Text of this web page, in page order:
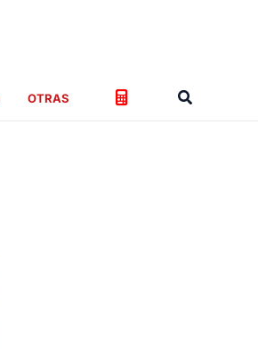
OTRAS Buscar